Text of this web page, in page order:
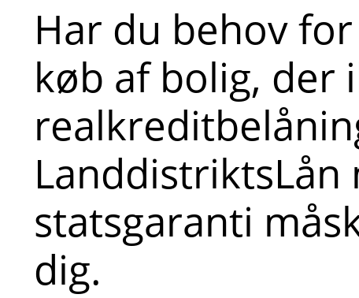
Har du behov
køb af bolig, der
LanddistriktsLån
statsgaranti
dig.